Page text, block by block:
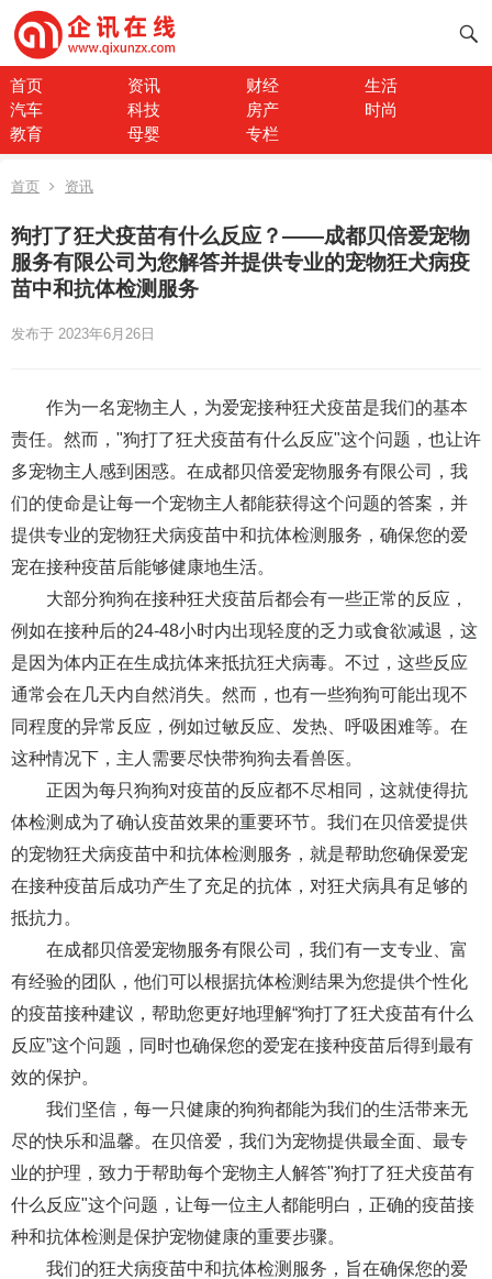
首页 资讯 财经
生活
汽车
科技 房产
时尚
教育
母婴 专栏
首页 资讯
狗打了狂犬疫苗有什么反应？——成都贝倍爱宠物
服务有限公司为您解答并提供专业的宠物狂犬病疫
苗中和抗体检测服务
发布于 2023年6月26日
作为一名宠物主人，为爱宠接种狂犬疫苗是我们的基本
责任。然而，"狗打了狂犬疫苗有什么反应"这个问题，也让许
多宠物主人感到困惑。在成都贝倍爱宠物服务有限公司，我
们的使命是让每一个宠物主人都能获得这个问题的答案，并
提供专业的宠物狂犬病疫苗中和抗体检测服务，确保您的爱
宠在接种疫苗后能够健康地生活。
大部分狗狗在接种狂犬疫苗后都会有一些正常的反应，
例如在接种后的24-48小时内出现轻度的乏力或食欲减退，这
是因为体内正在生成抗体来抵抗狂犬病毒。不过，这些反应
通常会在几天内自然消失。然而，也有一些狗狗可能出现不
同程度的异常反应，例如过敏反应、发热、呼吸困难等。在
这种情况下，主人需要尽快带狗狗去看兽医。
正因为每只狗狗对疫苗的反应都不尽相同，这就使得抗
体检测成为了确认疫苗效果的重要环节。我们在贝倍爱提供
的宠物狂犬病疫苗中和抗体检测服务，就是帮助您确保爱宠
在接种疫苗后成功产生了充足的抗体，对狂犬病具有足够的
抵抗力。
在成都贝倍爱宠物服务有限公司，我们有一支专业、富
有经验的团队，他们可以根据抗体检测结果为您提供个性化
的疫苗接种建议，帮助您更好地理解“狗打了狂犬疫苗有什么
反应”这个问题，同时也确保您的爱宠在接种疫苗后得到最有
效的保护。
我们坚信，每一只健康的狗狗都能为我们的生活带来无
尽的快乐和温馨。在贝倍爱，我们为宠物提供最全面、最专
业的护理，致力于帮助每个宠物主人解答"狗打了狂犬疫苗有
什么反应"这个问题，让每一位主人都能明白，正确的疫苗接
种和抗体检测是保护宠物健康的重要步骤。
我们的狂犬病疫苗中和抗体检测服务，旨在确保您的爱